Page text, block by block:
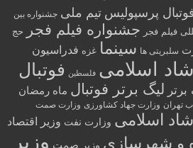
پرسپولیس تیم ملی جشنواره بین
فیلم فجر جشنواره فیلم فجر
حج
سلبریتی ها سینما غزه فدراسیون
اسلامی فلسطین فوتبال
لیگ برتر فوتبال ماه رمضان
تهران وزارت جهاد کشاورزی وزارت صمت
اسلامی وزارت نفت وزیر اقتصاد
و شهرسازی وزیر صمت وزیر